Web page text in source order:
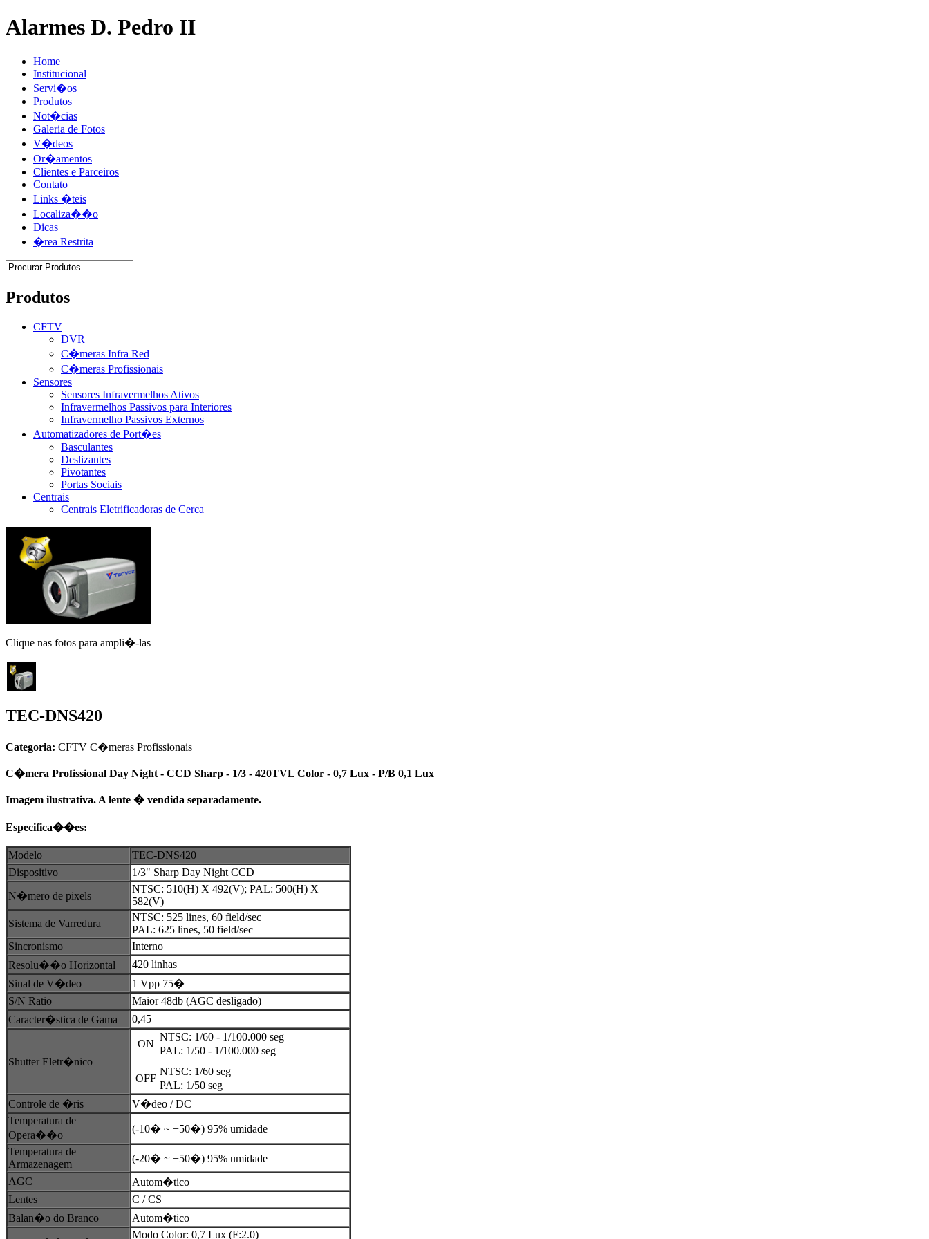
Alarmes D. Pedro II
Home
Institucional
Servi�os
Produtos
Not�cias
Galeria de Fotos
V�deos
Or�amentos
Clientes e Parceiros
Contato
Links �teis
Localiza��o
Dicas
�rea Restrita
Produtos
CFTV
DVR
C�meras Infra Red
C�meras Profissionais
Sensores
Sensores Infravermelhos Ativos
Infravermelhos Passivos para Interiores
Infravermelho Passivos Externos
Automatizadores de Port�es
Basculantes
Deslizantes
Pivotantes
Portas Sociais
Centrais
Centrais Eletrificadoras de Cerca
Clique nas fotos para ampli�-las
TEC-DNS420
Categoria: CFTV C�meras Profissionais
C�mera Profissional Day Night - CCD Sharp - 1/3 - 420TVL Color - 0,7 Lux - P/B 0,1 Lux
Imagem ilustrativa. A lente � vendida separadamente.
Especifica��es:
Modelo
TEC-DNS420
Dispositivo
1/3" Sharp Day Night CCD
N�mero de pixels
NTSC: 510(H) X 492(V); PAL: 500(H) X
582(V)
Sistema de Varredura
NTSC: 525 lines, 60 field/sec
PAL: 625 lines, 50 field/sec
Sincronismo
Interno
Resolu��o Horizontal
420 linhas
Sinal de V�deo
1 Vpp 75�
S/N Ratio
Maior 48db (AGC desligado)
Caracter�stica de Gama
0,45
Shutter Eletr�nico
ON
NTSC: 1/60 - 1/100.000 seg
PAL: 1/50 - 1/100.000 seg
OFF
NTSC: 1/60 seg
PAL: 1/50 seg
Controle de �ris
V�deo / DC
Temperatura de
Opera��o
(-10� ~ +50�) 95% umidade
Temperatura de
Armazenagem
(-20� ~ +50�) 95% umidade
AGC
Autom�tico
Lentes
C / CS
Balan�o do Branco
Autom�tico
Modo Color: 0,7 Lux (F:2.0)